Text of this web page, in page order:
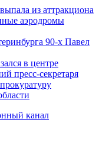
из аттракциона
аэродромы
90-х Павел
в центре
пресс-секретаря
канал